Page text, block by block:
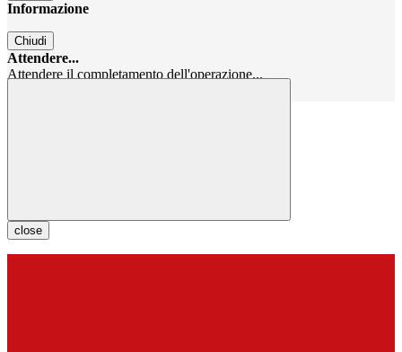
Informazione
Chiudi
Attendere...
Attendere il completamento dell'operazione...
close